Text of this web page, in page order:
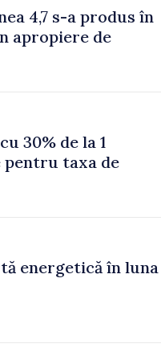
4,7 s-a produs în
apropiere de
30% de la 1
taxa de
energetică în luna